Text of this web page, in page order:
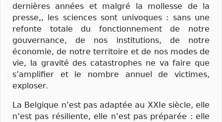
dernières années et malgré la mollesse de la
presse,, les sciences sont univoques : sans une
refonte totale du fonctionnement de notre
gouvernance, de nos institutions, de notre
économie, de notre territoire et de nos modes de
vie, la gravité des catastrophes ne va faire que
s’amplifier et le nombre annuel de victimes,
exploser.
La Belgique n’est pas adaptée au XXIe siècle, elle
n’est pas résiliente, elle n’est pas préparée : elle